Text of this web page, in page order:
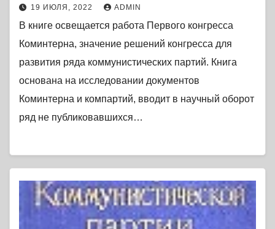
19 ИЮЛЯ, 2022 ADMIN
В книге освещается работа Первого конгресса
Коминтерна, значение решений конгресса для
развития ряда коммунистических партий. Книга
основана на исследовании документов
Коминтерна и компартий, вводит в научный оборот
ряд не публиковавшихся…